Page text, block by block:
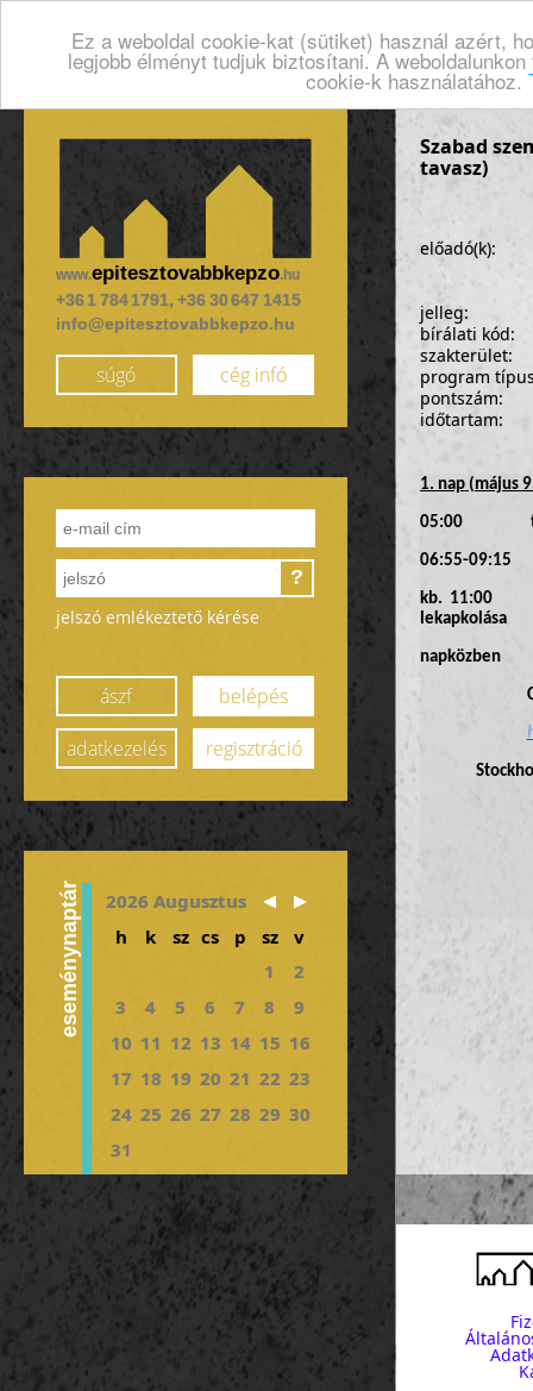
Ez a weboldal cookie-kat (sütiket) használ azért,
legjobb élményt tudjuk biztosítani. A
cookie-k használatához.
www.epitesztovabbkepzo.hu
+36 1 784 1791, +36 30 647 1415
info@epitesztovabbkepzo.hu
súgó cég infó
?
jelszó emlékeztető kérése
ászf
belépés
adatkezelés
regisztráció
eseménynaptár
2026 Augusztus
h
k sz cs p sz
v
1
2
3
4 5 6 7 8
9
10 11 12 13 14 15 16
17 18 19 20 21 22 23
24 25 26 27 28 29 30
31
Szabad
tavasz)
előadó(k):
jelleg:
bírálati kód:
szakterület:
program
pontszám:
időtartam:
1. nap(május
05:00
06:55-09:15
kb. 11:00
lekapkolása
napközben
Concert
town/
Gamla